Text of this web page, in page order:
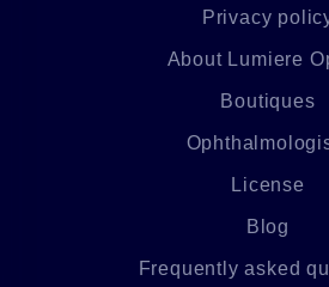
Privacy
About Lumiere
Boutiques
License
Blog
Frequently asked